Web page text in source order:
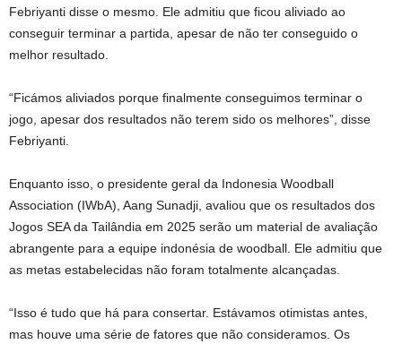
Febriyanti disse o mesmo. Ele admitiu que ficou aliviado ao
conseguir terminar a partida, apesar de não ter conseguido o
melhor resultado.
“Ficámos aliviados porque finalmente conseguimos terminar o
jogo, apesar dos resultados não terem sido os melhores”, disse
Febriyanti.
Enquanto isso, o presidente geral da Indonesia Woodball
Association (IWbA), Aang Sunadji, avaliou que os resultados dos
Jogos SEA da Tailândia em 2025 serão um material de avaliação
abrangente para a equipe indonésia de woodball. Ele admitiu que
as metas estabelecidas não foram totalmente alcançadas.
“Isso é tudo que há para consertar. Estávamos otimistas antes,
mas houve uma série de fatores que não consideramos. Os